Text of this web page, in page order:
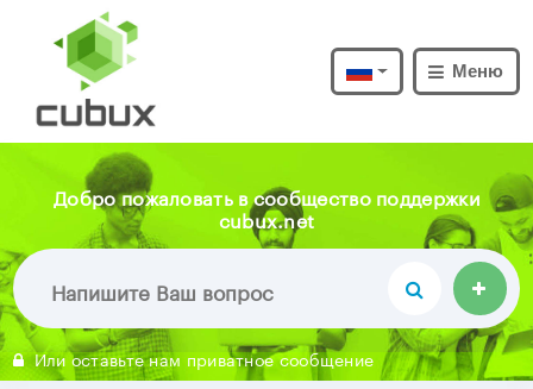
Меню
Добро пожаловать в сообщество поддержки
cubux.net
Или оставьте нам приватное сообщение